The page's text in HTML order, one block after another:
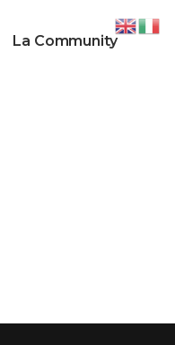
La Community